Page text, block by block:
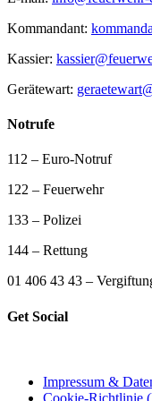
Kommandant:
Kassier:
Gerätewart:
Notrufe
112 – Euro-Notruf
122 – Feuerwehr
133 – Polizei
144 – Rettung
01 406 43 43 –
Get Social
Impressum &
Cookie-Richtlinie